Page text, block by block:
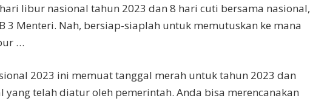
libur nasional tahun 2023 dan 8 hari cuti bersama nasional,
3 Menteri. Nah, bersiap-siaplah untuk memutuskan ke mana
…
2023 ini memuat tanggal merah untuk tahun 2023 dan
yang telah diatur oleh pemerintah. Anda bisa merencanakan